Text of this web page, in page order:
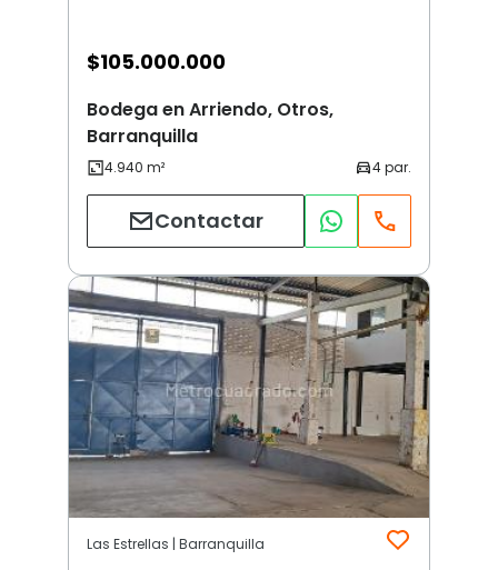
$105.000.000
Bodega en Arriendo, Otros,
Barranquilla
Contactar
Las Estrellas | Barranquilla